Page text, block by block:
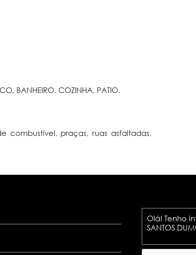
BANHEIRO, COZINHA, PATIO.
combustível, praças, ruas asfaltadas,